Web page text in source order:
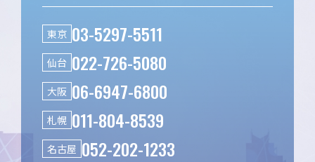
東京 03-5297-5511
仙台 022-726-5080
大阪 06-6947-6800
札幌 011-804-8539
名古屋 052-202-1233